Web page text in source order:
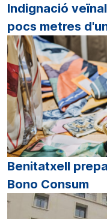
Indignació
pocs metres
Benitatxell
Bono Consum